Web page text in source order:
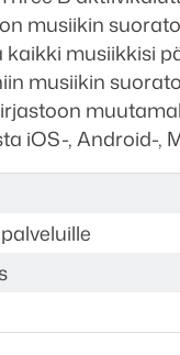
musiikin
musiikkisi
musiikin
iOS-, Android-,